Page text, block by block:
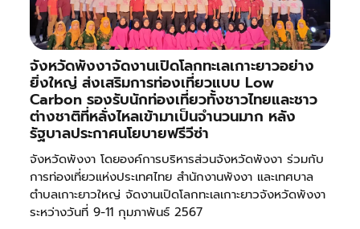
จังหวัดพังงาจัดงานเปิดโลกทะเลเกาะยาวอย่าง
ยิ่งใหญ่ ส่งเสริมการท่องเที่ยวแบบ Low
Carbon รองรับนักท่องเที่ยวทั้งชาวไทยและชาว
ต่างชาติที่หลั่งไหลเข้ามาเป็นจำนวนมาก หลัง
รัฐบาลประกาศนโยบายฟรีวีซ่า
จังหวัดพังงา โดยองค์การบริหารส่วนจังหวัดพังงา ร่วมกับ
การท่องเที่ยวแห่งประเทศไทย สำนักงานพังงา และเทศบาล
ตำบลเกาะยาวใหญ่ จัดงานเปิดโลกทะเลเกาะยาวจังหวัดพังงา
ระหว่างวันที่ 9-11 กุมภาพันธ์ 2567